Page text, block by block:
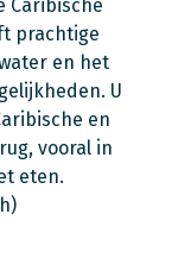
Caribische
prachtige
en het
U
en
vooral in
eten.